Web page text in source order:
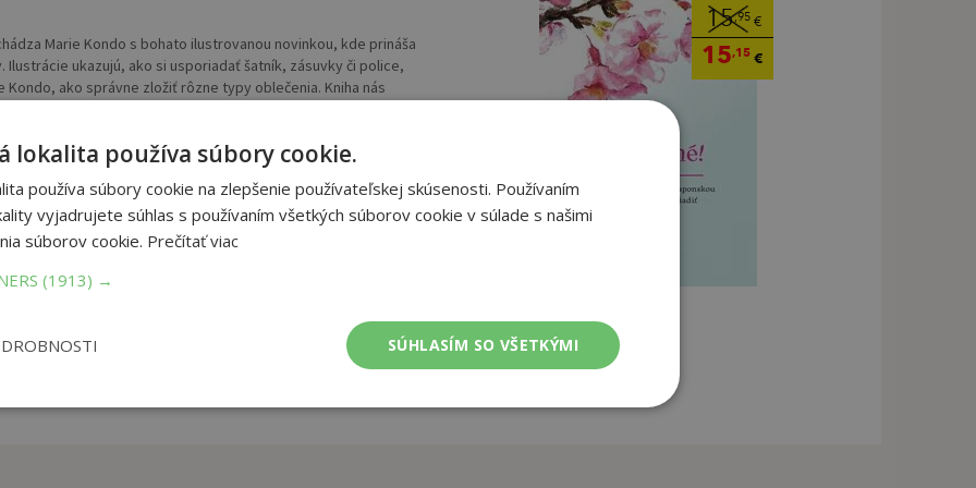
Marie Kondo s bohato ilustrovanou novinkou, kde prináša
ukazujú, ako si usporiadať šatník, zásuvky či police,
ako správne zložiť rôzne typy oblečenia. Kniha nás
predmetov, od oblečenia cez knihy, kozmetiku, dokumenty
je návodom na radostnejší život s vecami, ktoré milujeme.
strán: 264
pevná
130x200 mm
366 g
15,95€
15,15€
lokalita používa súbory cookie.
používa súbory cookie na zlepšenie používateľskej skúsenosti. Používaním
vyjadrujete súhlas s používaním všetkých súborov cookie v súlade s našimi
súborov cookie. Prečítať viac
(1913) →
SÚHLASÍM SO VŠETKÝMI